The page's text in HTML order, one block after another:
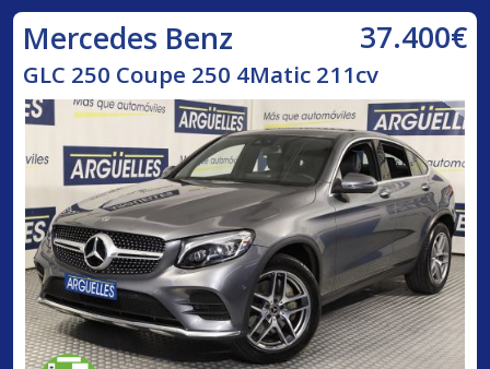
Mercedes Benz 37.400€
GLC 250 Coupe 250 4Matic 211cv